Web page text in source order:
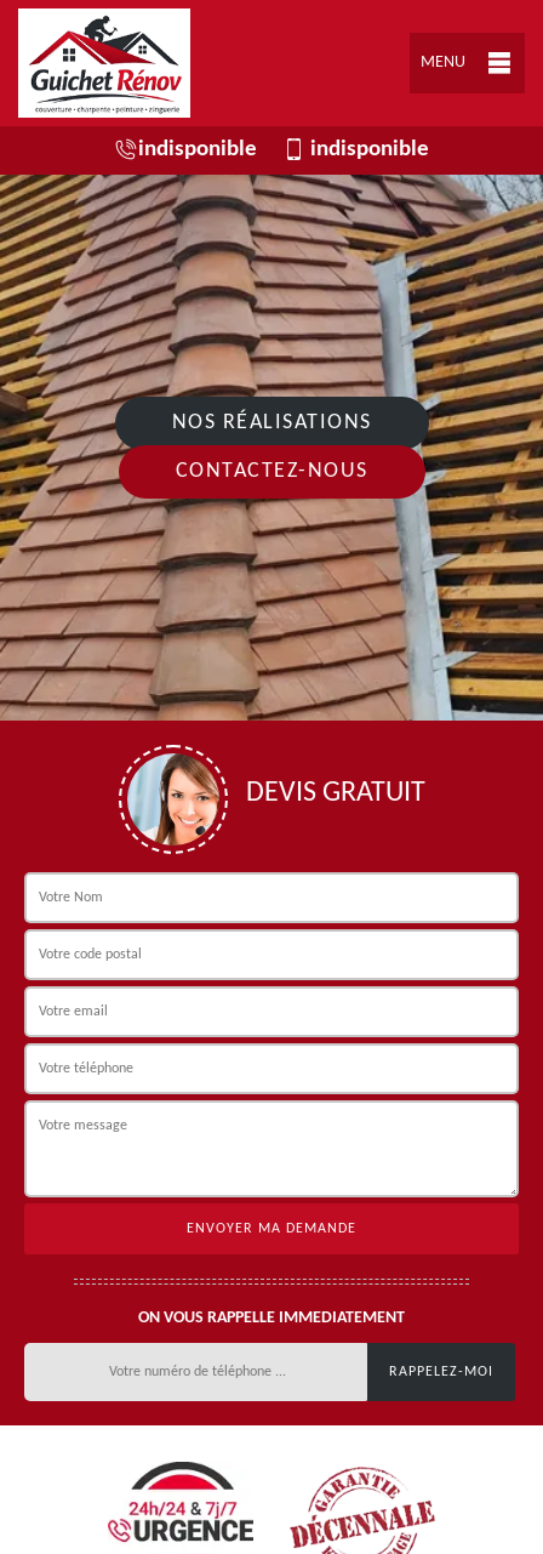
MENU
indisponible indisponible
NOS RÉALISATIONS
CONTACTEZ-NOUS
DEVIS GRATUIT
ON VOUS RAPPELLE IMMEDIATEMENT